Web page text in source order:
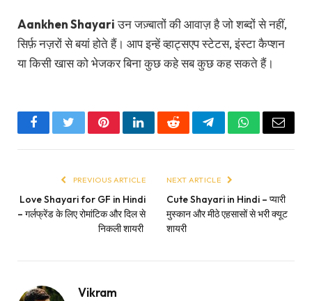
Aankhen Shayariउन जज़्बातों की आवाज़ है जो शब्दों से नहीं,
सिर्फ़ नज़रों से बयां होते हैं। आप इन्हें व्हाट्सएप स्टेटस, इंस्टा कैप्शन
या किसी खास को भेजकर बिना कुछ कहे सब कुछ कह सकते हैं।
FacebookTwitterPinterestLinkedInRedditTelegramWhatsApp
Email
PREVIOUS ARTICLE
Love Shayari for GF in Hindi
– गर्लफ्रेंड के लिए रोमांटिक और दिल से
निकली शायरी
NEXT ARTICLE
Cute Shayari in Hindi – प्यारी
मुस्कान और मीठे एहसासों से भरी क्यूट
शायरी
Vikram